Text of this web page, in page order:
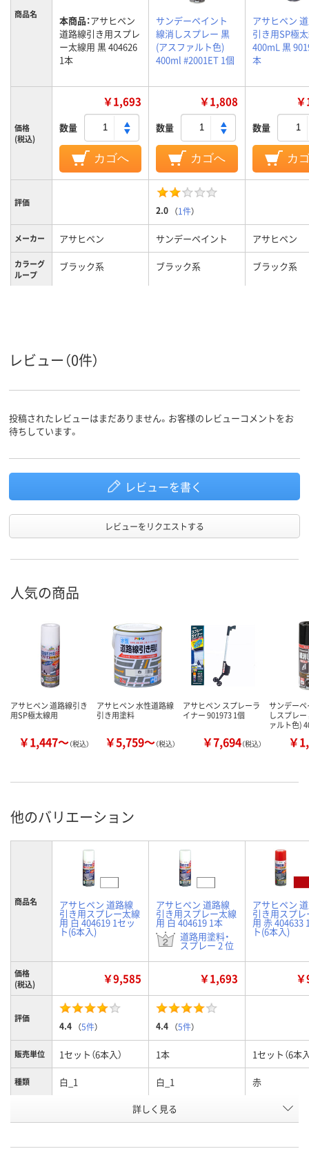
商品名 本商品：アサヒペン
道路線引き用スプレ
ー太線用 黒 404626
1本
サンデーペイント
線消しスプレー 黒
(アスファルト色)
400ml #2001ET 1個
アサヒペン
引き用SP極
400mL 黒
本
価格
(税込)
￥1,693
数量
カゴへ
￥1,808
数量
カゴへ
数量
カ
評価
2.0 （1件）
メーカー アサヒペン サンデーペイント アサヒペン
カラーグ
ループ
ブラック系 ブラック系 ブラック系
用途 コンクリート
レビュー（0件）
投稿されたレビューはまだありません。お客様のレビューコメントをお
待ちしています。
レビューを書く
レビューをリクエストする
人気の商品
アサヒペン 道路線引き
用SP極太線用
￥1,447～（税込）
アサヒペン 水性道路線
引き用塗料
￥5,759～（税込）
アサヒペン スプレーラ
イナー 901973 1個
￥7,694（税込）
サンデー
しスプレ
ァルト色)
￥
他のバリエーション
商品名 アサヒペン 道路線
引き用スプレー太線
用 白 404619 1セッ
ト(6本入)
アサヒペン 道路線
引き用スプレー太線
用 白 404619 1本
道路用塗料・
スプレー 2 位
アサヒペン
引き用スプ
用 赤 404633
ト(6本入)
価格
(税込)
￥9,585 ￥1,693
評価
4.4 （5件） 4.4 （5件）
販売単位 1セット（6本入） 1本 1セット（6本
種類 白_1 白_1 赤
A077171 EJ30785
詳しく見る